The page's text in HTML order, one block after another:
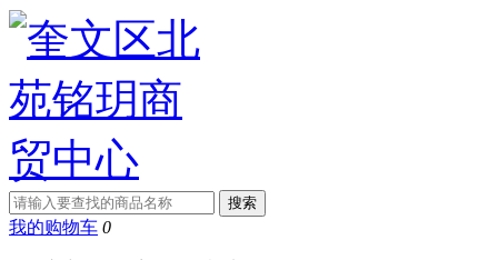
我的购物车 0